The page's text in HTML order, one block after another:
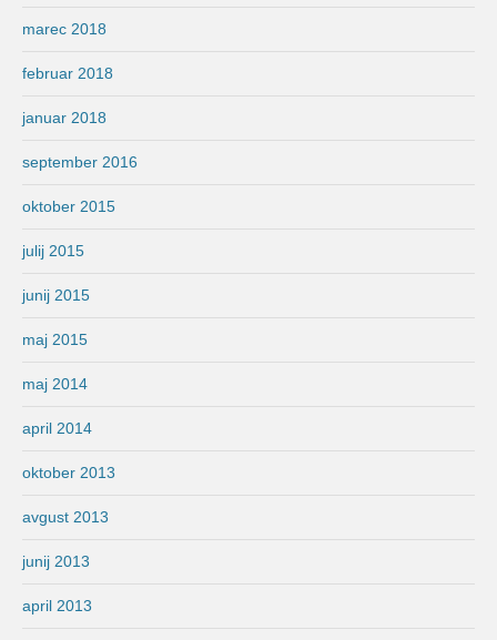
marec 2018
februar 2018
januar 2018
september 2016
oktober 2015
julij 2015
junij 2015
maj 2015
maj 2014
april 2014
oktober 2013
avgust 2013
junij 2013
april 2013